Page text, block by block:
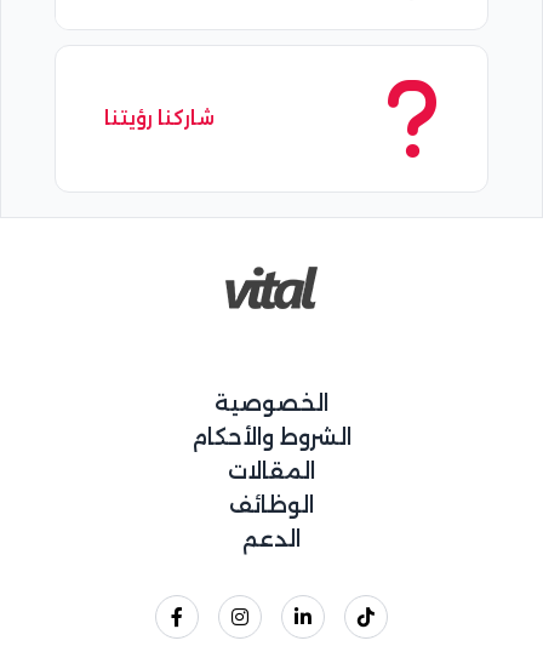
شاركنا رؤيتنا
الخصوصية
الشروط والأحكام
المقالات
الوظائف
الدعم